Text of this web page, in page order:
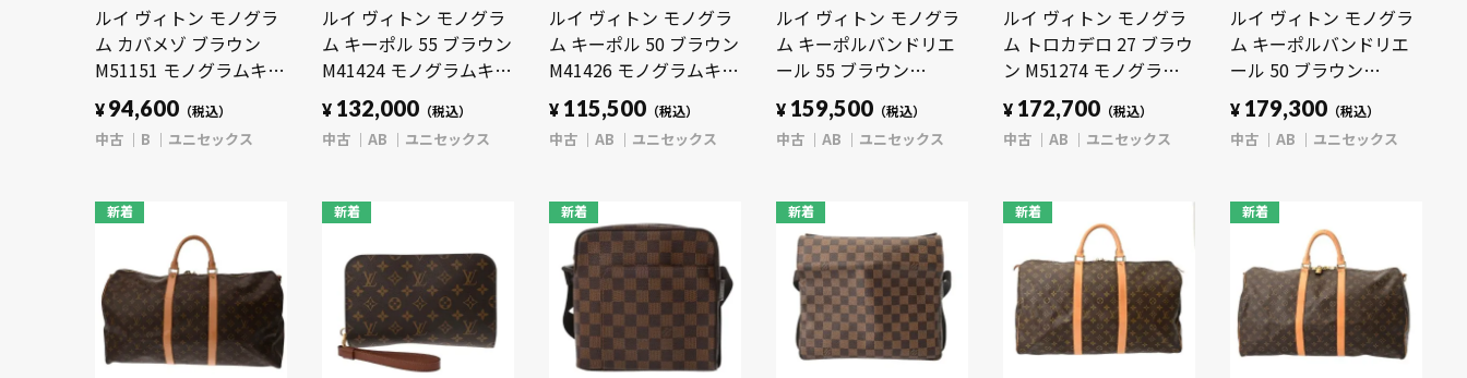
ルイ ヴィトン モノグラ
ム カバメゾ ブラウン
M51151 モノグラムキャ
ンバス ユニセックス バ
ッグ 【中古】【bag】
¥ 94,600 （税込）
中古 B ユニセックス
ルイ ヴィトン モノグラ
ム キーポル 55 ブラウン
M41424 モノグラムキャ
ンバス ユニセックス バ
ッグ 【中古】【bag】
¥ 132,000 （税込）
中古 AB ユニセックス
ルイ ヴィトン モノグラ
ム キーポル 50 ブラウン
M41426 モノグラムキャ
ンバス ユニセックス バ
ッグ 【中古】【bag】
¥ 115,500 （税込）
中古 AB ユニセックス
ルイ ヴィトン モノグラ
ム キーポルバンドリエ
ール 55 ブラウン
M41414 モノグラムキャ
ンバス ユニセックス バ
ッグ 【中古】【bag】
¥ 159,500 （税込）
中古 AB ユニセックス
ルイ ヴィトン モノグラ
ム トロカデロ 27 ブラウ
ン M51274 モノグラム
キャンバス ユニセック
ス バッグ 【中古】
【bag】
¥ 172,700 （税込）
中古 AB ユニセックス
ルイ ヴィトン モノグラ
ム キーポルバンドリエ
ール 50 ブラウン
M41416 モノグラムキャ
ンバス ユニセックス バ
ッグ 【中古】【bag】
¥ 179,300 （税込）
中古 AB ユニセックス
新着 新着 新着 新着 新着 新着